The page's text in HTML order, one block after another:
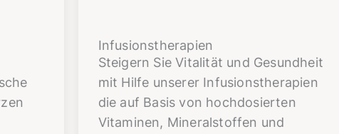
Infusionstherapien
Steigern Sie Vitalität und Gesundheit
mit Hilfe unserer Infusionstherapien
die auf Basis von hochdosierten
Vitaminen, Mineralstoffen und